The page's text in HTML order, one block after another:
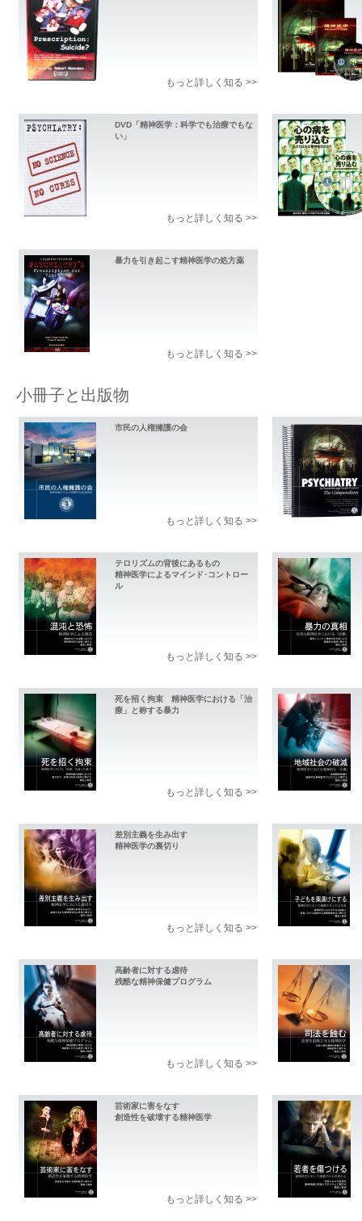
もっと詳しく知る >>
DVD「精神医学：科学でも治療でもな
い」
もっと詳しく知る >>
暴力を引き起こす精神医学の処方薬
もっと詳しく知る >>
小冊子と出版物
市民の人権擁護の会
もっと詳しく知る >>
テロリズムの背後にあるもの
精神医学によるマインド･コントロー
ル
もっと詳しく知る >>
死を招く拘束 精神医学における「治
療」と称する暴力
もっと詳しく知る >>
差別主義を生み出す
精神医学の裏切り
もっと詳しく知る >>
高齢者に対する虐待
残酷な精神保健プログラム
もっと詳しく知る >>
芸術家に害をなす
創造性を破壊する精神医学
もっと詳しく知る >>